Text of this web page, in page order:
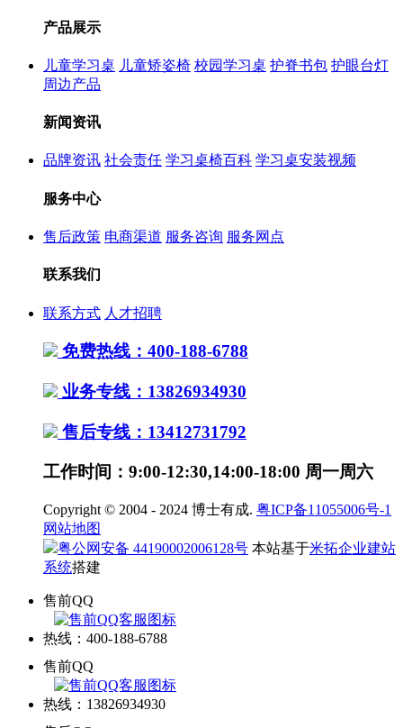
产品展示
儿童学习桌 儿童矫姿椅 校园学习桌 护脊书包 护眼台灯
周边产品
新闻资讯
品牌资讯 社会责任 学习桌椅百科 学习桌安装视频
服务中心
售后政策 电商渠道 服务咨询 服务网点
联系我们
联系方式 人才招聘
免费热线：400-188-6788
业务专线：13826934930
售后专线：13412731792
工作时间：9:00-12:30,14:00-18:00 周一周六
Copyright © 2004 - 2024 博士有成. 粤ICP备11055006号-1
网站地图
粤公网安备 44190002006128号 本站基于米拓企业建站
系统搭建
售前QQ
热线：400-188-6788
售前QQ
热线：13826934930